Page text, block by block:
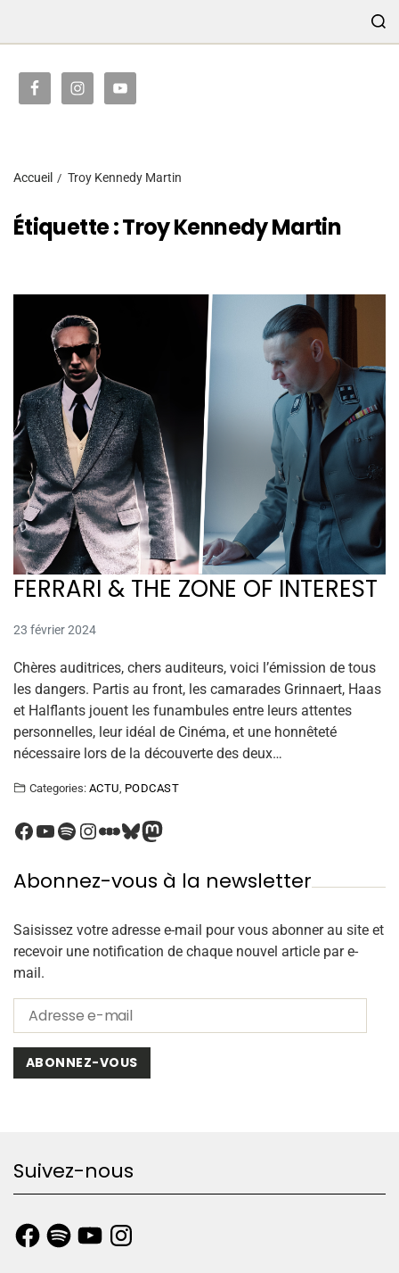
Accueil Troy Kennedy Martin
Étiquette :Troy Kennedy Martin
FERRARI & THE ZONE OF INTEREST
23 février 2024
Chères auditrices, chers auditeurs, voici l’émission de tous
les dangers. Partis au front, les camarades Grinnaert, Haas
et Halflants jouent les funambules entre leurs attentes
personnelles, leur idéal de Cinéma, et une honnêteté
nécessaire lors de la découverte des deux…
Categories: ACTU PODCAST
Abonnez-vous à la newsletter
Saisissez votre adresse e-mail pour vous abonner au site et
recevoir une notification de chaque nouvel article par e-
mail.
ABONNEZ-VOUS
Suivez-nous